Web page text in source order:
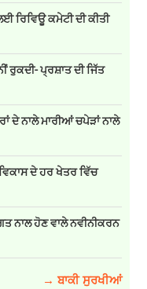
ਰਿਵਿਊ ਕਮੇਟੀ ਦੀ ਕੀਤੀ
ਪ੍ਰਸ਼ਾਤ ਦੀ ਜਿੱਤ
ਦੇ ਨਾਲੇ ਮਾਰੀਆਂ ਚਪੇੜਾਂ ਨਾਲੇ
ਦੇ ਹਰ ਖੇਤਰ ਵਿੱਚ
ਨਾਲ ਹੋਣ ਵਾਲੇ ਨਵੀਨੀਕਰਨ
→ ਬਾਕੀ ਸੁਰਖੀਆਂ